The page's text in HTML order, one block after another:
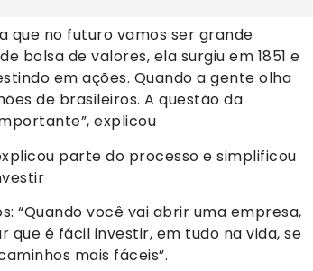
que no futuro vamos ser grande
bolsa de valores, ela surgiu em 1851 e
em ações. Quando a gente olha
de brasileiros. A questão da
explicou
parte do processo e simplificou
“Quando você vai abrir uma empresa,
é fácil investir, em tudo na vida, se
mais fáceis”.